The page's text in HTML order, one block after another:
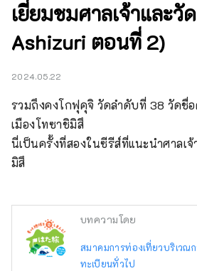
เยี่ยมชมศาลเจ้าและวั
Ashizuri ตอนที่ 2)
2024.05.22
รวมถึงคงโกฟุคุจิ วัดลำดับที่ 38 วัดชื่
เมืองโทซาชิมิสึ
นี่เป็นครั้งที่สองในซีรีส์ที่แนะนำศาลเจ้
มิสึ
บทความโดย
สมาคมการท่องเที่ยวบริเวณ
ทะเบียนทั่วไป